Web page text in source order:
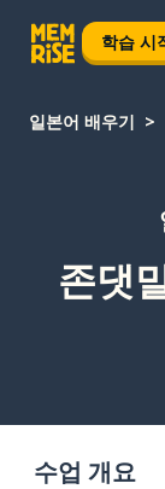
학습 시
일본어 배우기
존댓
수업 개요